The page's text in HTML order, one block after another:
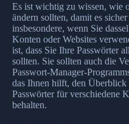
Es ist wichtig zu wissen, wie
ändern sollten, damit es
insbesondere, wenn Sie
Konten oder Websites
ist, dass Sie Ihre Passwörter
sollten. Sie sollten auch die
Passwort-Manager-
das Ihnen hilft, den Überblick
Passwörter für verschiedene
behalten.